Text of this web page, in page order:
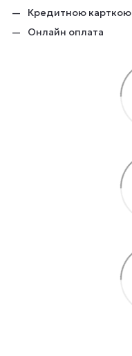
Кредитною карткою
Онлайн оплата